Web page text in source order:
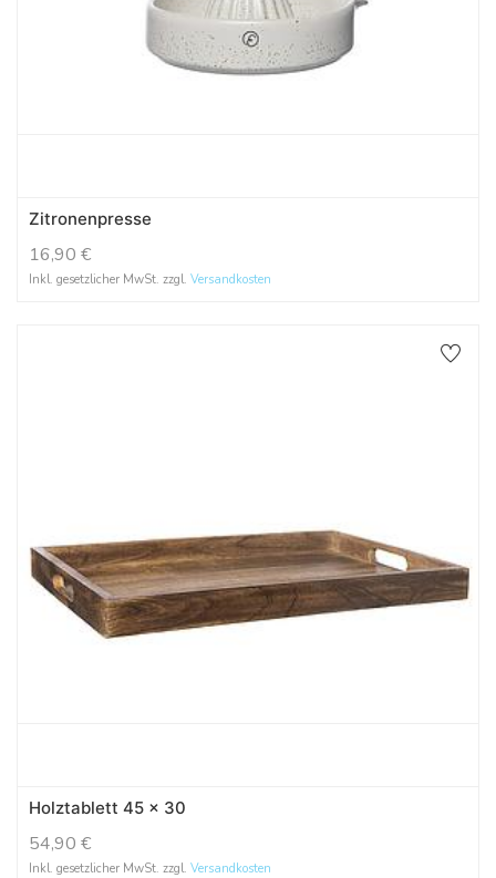
Zitronenpresse
16,90 €
Inkl. gesetzlicher MwSt. zzgl. Versandkosten
Holztablett 45 x 30
54,90 €
Inkl. gesetzlicher MwSt. zzgl. Versandkosten